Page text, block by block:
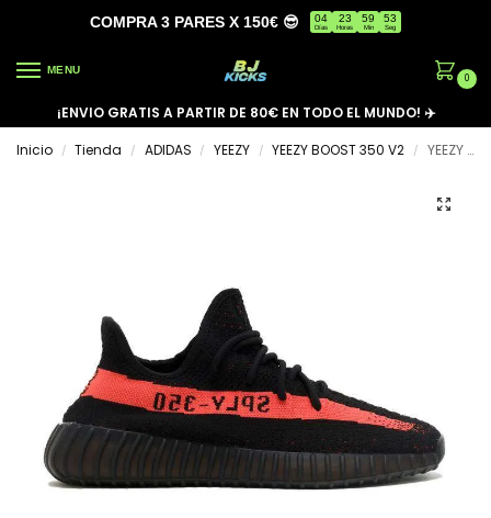
COMPRA 3 PARES X 150€ 😎 04
Días
23
Horas
59
Min
53
Seg
MENU
0
¡ENVIO GRATIS A PARTIR DE 80€ EN TODO EL MUNDO! ✈️
Inicio
/ Tienda / ADIDAS / YEEZY / YEEZY BOOST 350 V2 / YEEZY BOOST 350 V2 ‘RED’